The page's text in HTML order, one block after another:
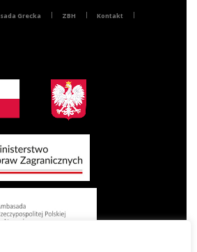
Grecka ZBH Kontakt